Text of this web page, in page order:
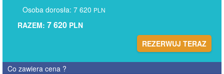
Osoba dorosła: 7 620 PLN
RAZEM: 7 620 PLN
REZERWUJ TERAZ
Co zawiera cena ?